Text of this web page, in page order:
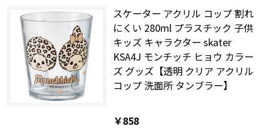
スケーター アクリル コップ 割れ
にくい 280ml プラスチック 子供
キッズ キャラクター skater
KSA4J モンチッチ ヒョウ カラー
ズ グッズ【透明 クリア アクリル
コップ 洗面所 タンブラー】
￥858